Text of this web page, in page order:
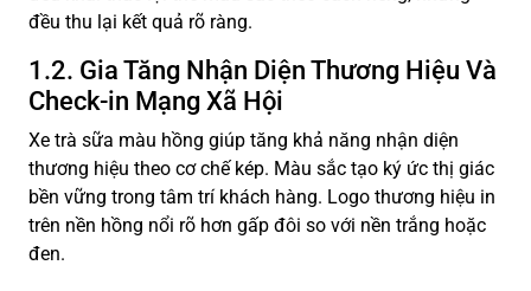
đều thu lại kết quả rõ ràng.
1.2. Gia Tăng Nhận Diện Thương Hiệu Và
Check-in Mạng Xã Hội
Xe trà sữa màu hồng giúp tăng khả năng nhận diện
thương hiệu theo cơ chế kép. Màu sắc tạo ký ức thị giác
bền vững trong tâm trí khách hàng. Logo thương hiệu in
trên nền hồng nổi rõ hơn gấp đôi so với nền trắng hoặc
đen.